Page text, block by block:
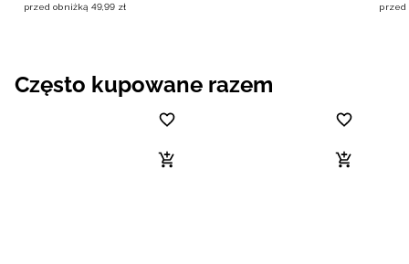
przed obniżką 49,99 zł
przed
Często kupowane razem